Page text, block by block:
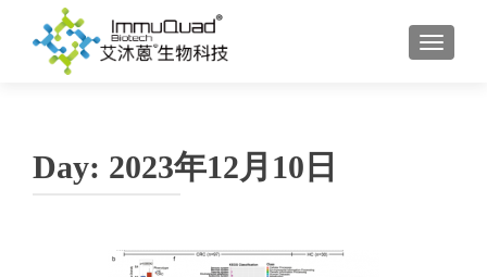
Day: 2023年12月10日